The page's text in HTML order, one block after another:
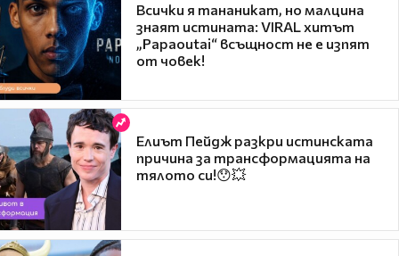
Всички я тананикат, но малцина
знаят истината: VIRAL хитът
„Papaoutai“ всъщност не е изпят
от човек!
Елиът Пейдж разкри истинската
причина за трансформацията на
тялото си!😯💥